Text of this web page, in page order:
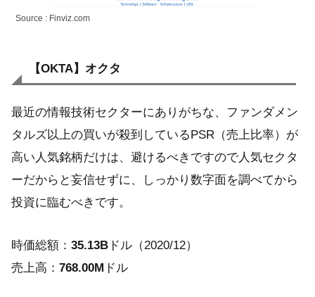
Source : Finviz.com
【OKTA】 オクタ
最近の情報技術セクターにありがちな、ファンダメン
タルズ以上の買いが殺到しているPSR（売上比率）が
高い人気銘柄だけは、避けるべきですので人気セクタ
ーだからと妄信せずに、しっかり数字面を調べてから
投資に臨むべきです。
時価総額： 35.13B ドル（2020/12）
売上高： 768.00M ドル